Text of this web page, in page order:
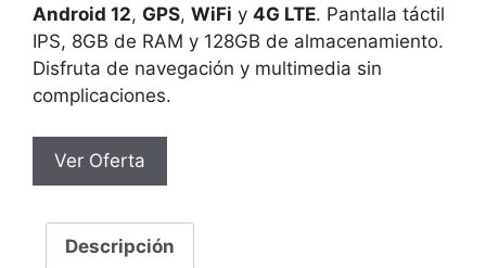
235.28€. 143.52€.
Android 12, GPS, WiFi y 4G LTE. Pantalla táctil
IPS, 8GB de RAM y 128GB de almacenamiento.
Disfruta de navegación y multimedia sin
complicaciones.
Ver Oferta
Descripción